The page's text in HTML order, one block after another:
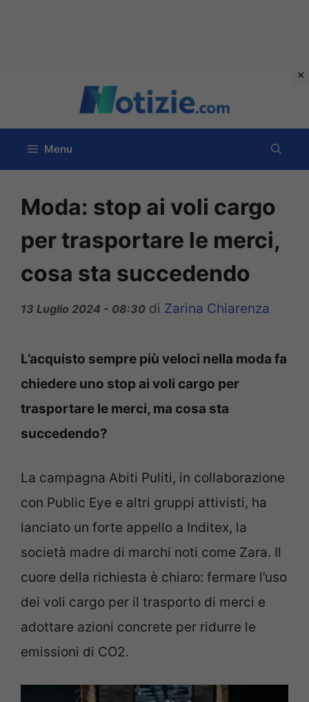
contenuto
Menu
Moda: stop ai voli cargo
per trasportare le merci,
cosa sta succedendo
13 Luglio 2024 - 08:30 di Zarina Chiarenza
L’acquisto sempre più veloci nella moda fa
chiedere uno stop ai voli cargo per
trasportare le merci, ma cosa sta
succedendo?
La campagna Abiti Puliti, in collaborazione
con Public Eye e altri gruppi attivisti, ha
lanciato un forte appello a Inditex, la
società madre di marchi noti come Zara. Il
cuore della richiesta è chiaro: fermare l’uso
dei voli cargo per il trasporto di merci e
adottare azioni concrete per ridurre le
emissioni di CO2.